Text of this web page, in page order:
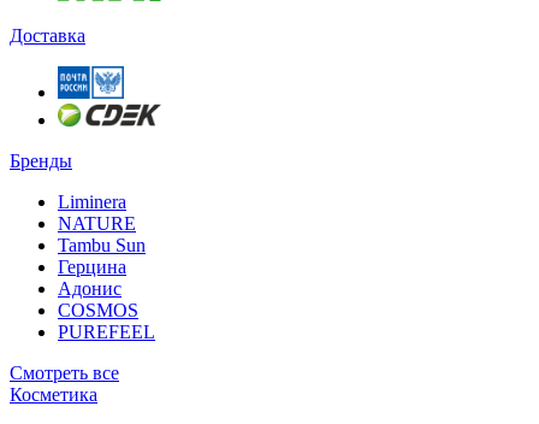
Доставка
Бренды
Liminera
NATURE
Tambu Sun
Герцина
Адонис
COSMOS
PUREFEEL
Смотреть все
Косметика